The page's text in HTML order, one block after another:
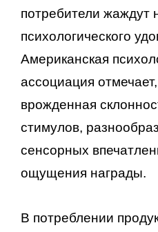
потребители жаждут
психологического
Американская
ассоциация
врожденная
стимулов,
сенсорных
ощущения награды.
В потреблении